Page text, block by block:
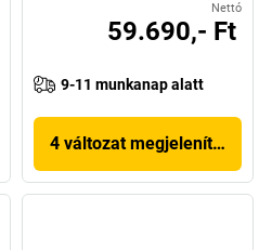
Nettó
59.690,- Ft
9-11 munkanap alatt
4 változat megjelenítése